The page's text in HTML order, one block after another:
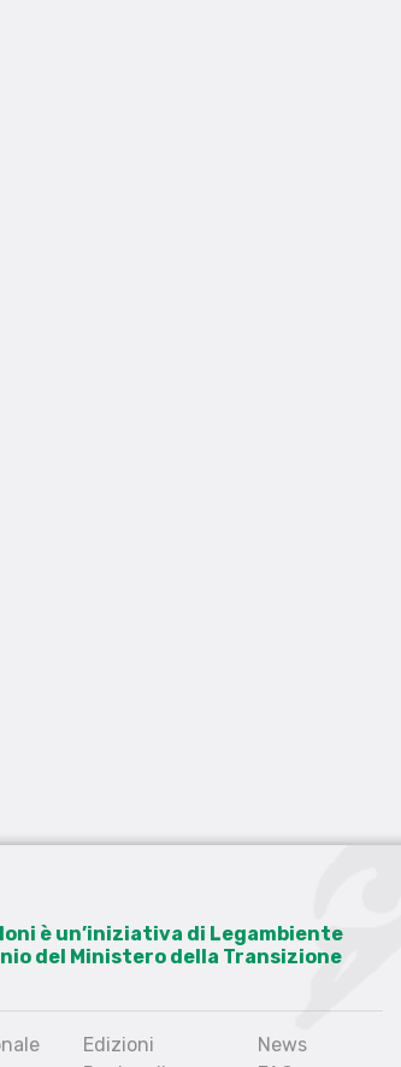
è un’iniziativa di Legambiente
del Ministero della Transizione
Edizioni
News